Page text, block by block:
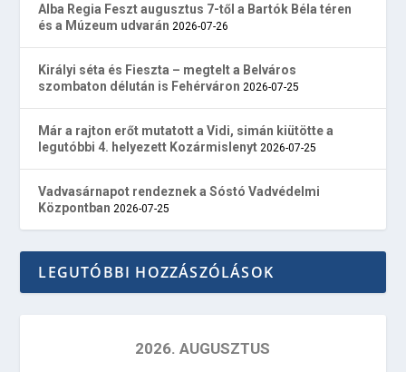
Alba Regia Feszt augusztus 7-től a Bartók Béla téren
és a Múzeum udvarán 2026-07-26
Királyi séta és Fieszta – megtelt a Belváros
szombaton délután is Fehérváron 2026-07-25
Már a rajton erőt mutatott a Vidi, simán kiütötte a
legutóbbi 4. helyezett Kozármislenyt 2026-07-25
Vadvasárnapot rendeznek a Sóstó Vadvédelmi
Központban 2026-07-25
LEGUTÓBBI HOZZÁSZÓLÁSOK
2026. AUGUSZTUS